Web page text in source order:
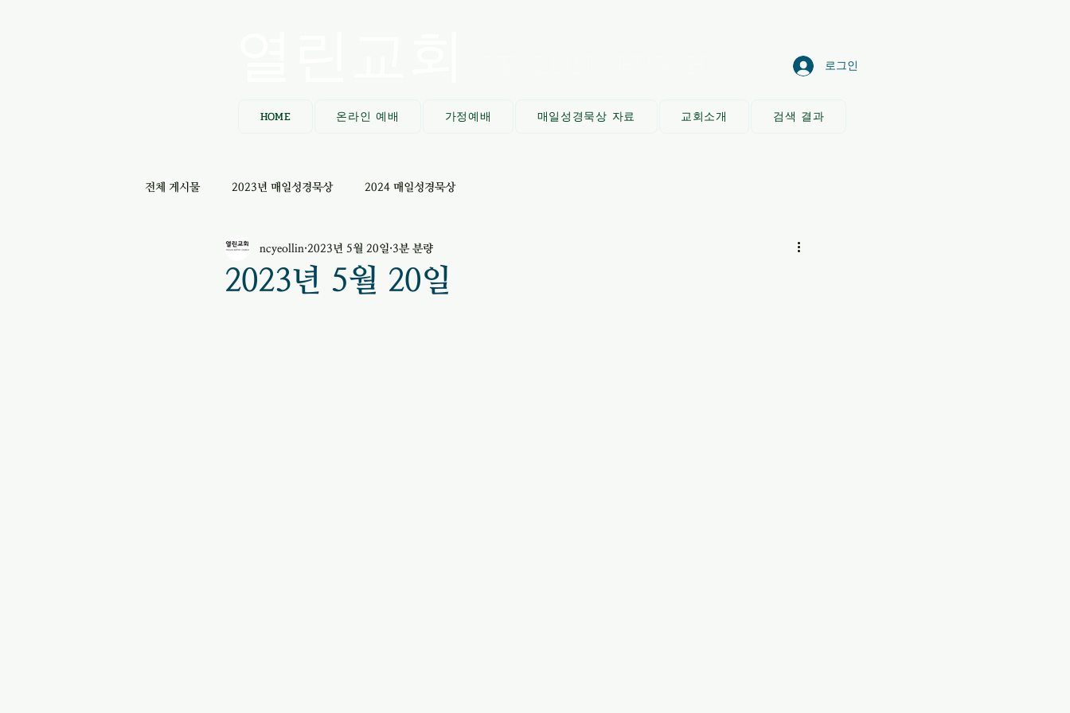
로그인
HOME 온라인 예배 가정예배 매일성경묵상 자료 교회소개 검색 결과
전체 게시물 2023년 매일성경묵상 2024 매일성경묵상
2023년 5월 20일
ncyeollin 2023년 5월 20일 3분 분량